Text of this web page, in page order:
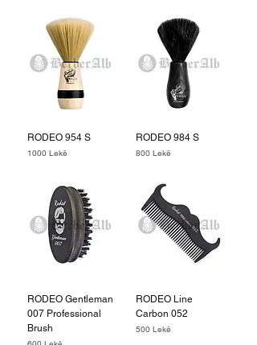
RODEO 954 S
Price
1000 Lekë
RODEO 984 S
Price
800 Lekë
RODEO Gentleman
007 Professional
Brush
Price
RODEO Line
Carbon 052
Price
500 Lekë